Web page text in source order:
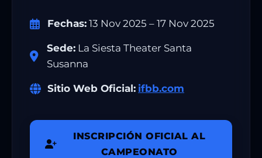
Fechas: 13 Nov 2025 – 17 Nov 2025
Sede: La Siesta Theater Santa
Susanna
Sitio Web Oficial: ifbb.com
INSCRIPCIÓN OFICIAL AL
CAMPEONATO